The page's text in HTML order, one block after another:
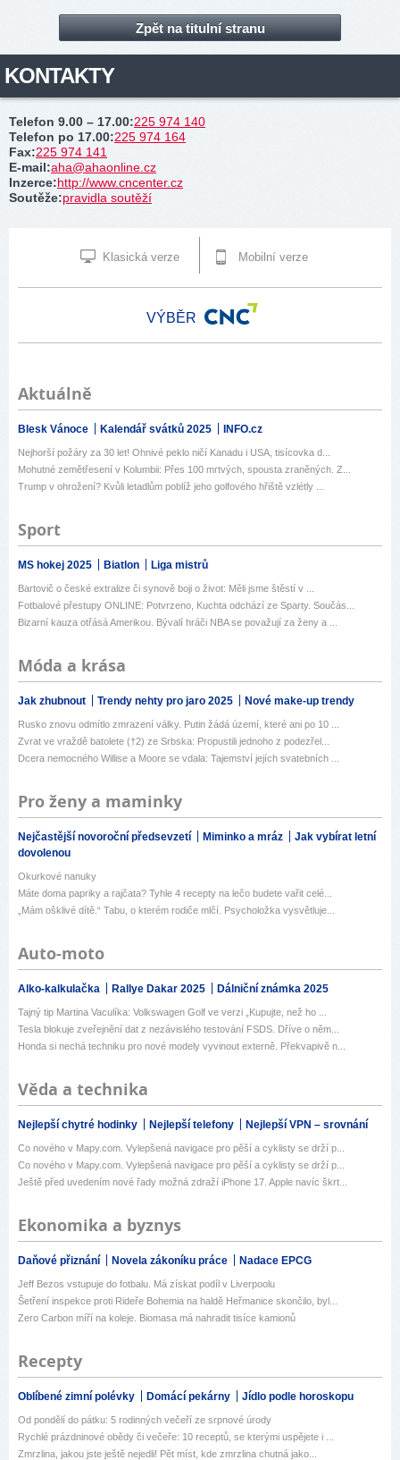
Zpět na titulní stranu
KONTAKTY
Telefon 9.00 – 17.00:225 974 140
Telefon po 17.00:225 974 164
Fax:225 974 141
E-mail:aha@ahaonline.cz
Inzerce:http://www.cncenter.cz
Soutěže:pravidla soutěží
Klasická verze Mobilní verze
VÝBĚR
Aktuálně
Blesk Vánoce Kalendář svátků 2025 INFO.cz
Nejhorší požáry za 30 let! Ohnivé peklo ničí Kanadu i USA, tisícovka d...
Mohutné zemětřesení v Kolumbii: Přes 100 mrtvých, spousta zraněných. Z...
Trump v ohrožení? Kvůli letadlům poblíž jeho golfového hřiště vzlétly ...
Sport
MS hokej 2025 Biatlon Liga mistrů
Bartovič o české extralize či synově boji o život: Měli jsme štěstí v ...
Fotbalové přestupy ONLINE: Potvrzeno, Kuchta odchází ze Sparty. Součás...
Bizarní kauza otřásá Amerikou. Bývalí hráči NBA se považují za ženy a ...
Móda a krása
Jak zhubnout Trendy nehty pro jaro 2025 Nové make-up trendy
Rusko znovu odmítlo zmrazení války. Putin žádá území, které ani po 10 ...
Zvrat ve vraždě batolete (†2) ze Srbska: Propustili jednoho z podezřel...
Dcera nemocného Willise a Moore se vdala: Tajemství jejích svatebních ...
Pro ženy a maminky
Nejčastější novoroční předsevzetí Miminko a mráz
Jak vybírat letní
dovolenou
Okurkové nanuky
Máte doma papriky a rajčata? Tyhle 4 recepty na lečo budete vařit celé...
„Mám ošklivé dítě.“ Tabu, o kterém rodiče mlčí. Psycholožka vysvětluje...
Auto-moto
Alko-kalkulačka Rallye Dakar 2025 Dálniční známka 2025
Tajný tip Martina Vaculíka: Volkswagen Golf ve verzi „Kupujte, než ho ...
Tesla blokuje zveřejnění dat z nezávislého testování FSDS. Dříve o něm...
Honda si nechá techniku pro nové modely vyvinout externě. Překvapivě n...
Věda a technika
Nejlepší chytré hodinky Nejlepší telefony Nejlepší VPN – srovnání
Co nového v Mapy.com. Vylepšená navigace pro pěší a cyklisty se drží p...
Co nového v Mapy.com. Vylepšená navigace pro pěší a cyklisty se drží p...
Ještě před uvedením nové řady možná zdraží iPhone 17. Apple navíc škrt...
Ekonomika a byznys
Daňové přiznání Novela zákoníku práce Nadace EPCG
Jeff Bezos vstupuje do fotbalu. Má získat podíl v Liverpoolu
Šetření inspekce proti Rideře Bohemia na haldě Heřmanice skončilo, byl...
Zero Carbon míří na koleje. Biomasa má nahradit tisíce kamionů
Recepty
Oblíbené zimní polévky Domácí pekárny Jídlo podle horoskopu
Od pondělí do pátku: 5 rodinných večeří ze srpnové úrody
Rychlé prázdninové obědy či večeře: 10 receptů, se kterými uspějete i ...
Zmrzlina, jakou jste ještě nejedli! Pět míst, kde zmrzlina chutná jako...